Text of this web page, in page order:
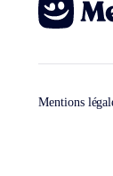
Mentions